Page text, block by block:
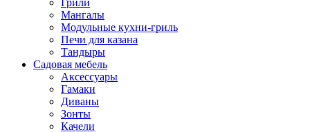
Грили
Мангалы
Модульные кухни-гриль
Печи для казана
Тандыры
Садовая мебель
Аксессуары
Гамаки
Диваны
Зонты
Качели